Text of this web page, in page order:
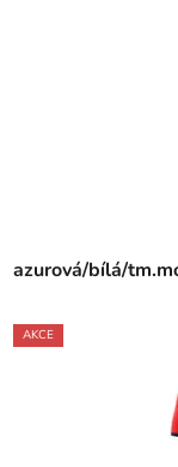
azurová/bílá/
AKCE